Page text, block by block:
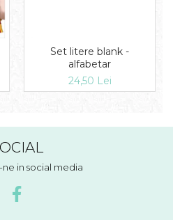
Set litere blank -
alfabetar
24,50 Lei
in social media